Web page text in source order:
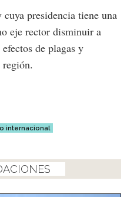
presidencia tiene una
eje rector disminuir a
de plagas y
región.
internacional